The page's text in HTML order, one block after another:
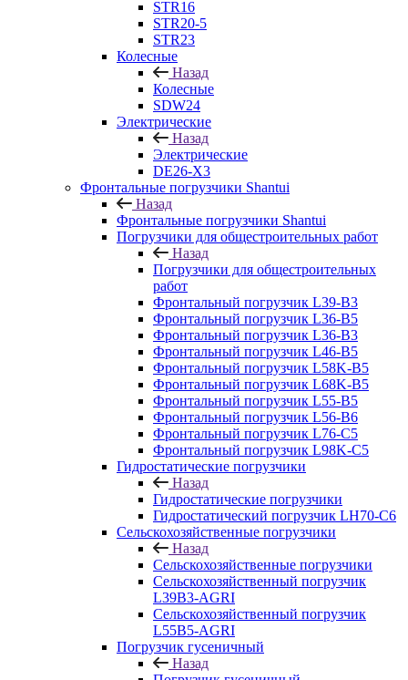
STR16
STR20-5
STR23
Колесные
Назад
Колесные
SDW24
Электрические
Назад
Электрические
DE26-X3
Фронтальные погрузчики Shantui
Назад
Фронтальные погрузчики Shantui
Погрузчики для общестроительных работ
Назад
Погрузчики для общестроительных
работ
Фронтальный погрузчик L39-B3
Фронтальный погрузчик L36-B5
Фронтальный погрузчик L36-B3
Фронтальный погрузчик L46-B5
Фронтальный погрузчик L58K-B5
Фронтальный погрузчик L68K-B5
Фронтальный погрузчик L55-B5
Фронтальный погрузчик L56-B6
Фронтальный погрузчик L76-С5
Фронтальный погрузчик L98K-C5
Гидростатические погрузчики
Назад
Гидростатические погрузчики
Гидростатический погрузчик LH70-C6
Сельскохозяйственные погрузчики
Назад
Сельскохозяйственные погрузчики
Сельскохозяйственный погрузчик
L39B3-AGRI
Сельскохозяйственный погрузчик
L55B5-AGRI
Погрузчик гусеничный
Назад